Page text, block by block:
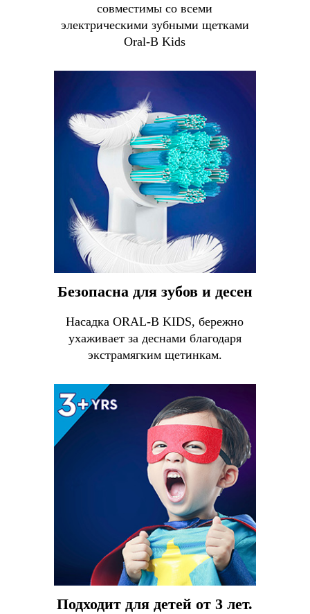
совместимы со всеми
электрическими зубными щетками
Oral-B Kids
Безопасна для зубов и десен
Насадка ORAL-B KIDS, бережно
ухаживает за деснами благодаря
экстрамягким щетинкам.
Подходит для детей от 3 лет.